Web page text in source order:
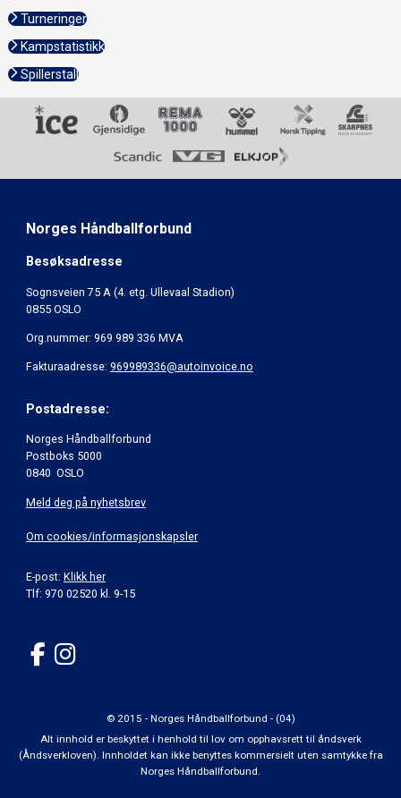
Turneringer
Kampstatistikk
Spillerstall
Norges Håndballforbund
Besøksadresse
Sognsveien 75 A (4. etg. Ullevaal Stadion)
0855 OSLO
Org.nummer: 969 989 336 MVA
Fakturaadresse: 969989336@autoinvoice.no
Postadresse:
Norges Håndballforbund
Postboks 5000
0840 OSLO
Meld deg på nyhetsbrev
Om cookies/informasjonskapsler
E-post: Klikk her
Tlf: 970 02520 kl. 9-15
© 2015 - Norges Håndballforbund - (04)
Alt innhold er beskyttet i henhold til lov om opphavsrett til åndsverk
(Åndsverkloven). Innholdet kan ikke benyttes kommersielt uten samtykke fra
Norges Håndballforbund.